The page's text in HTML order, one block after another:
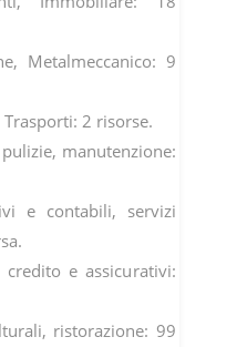
Metalmeccanico: 9
2 risorse.
manutenzione:
e contabili, servizi
e assicurativi:
ristorazione: 99